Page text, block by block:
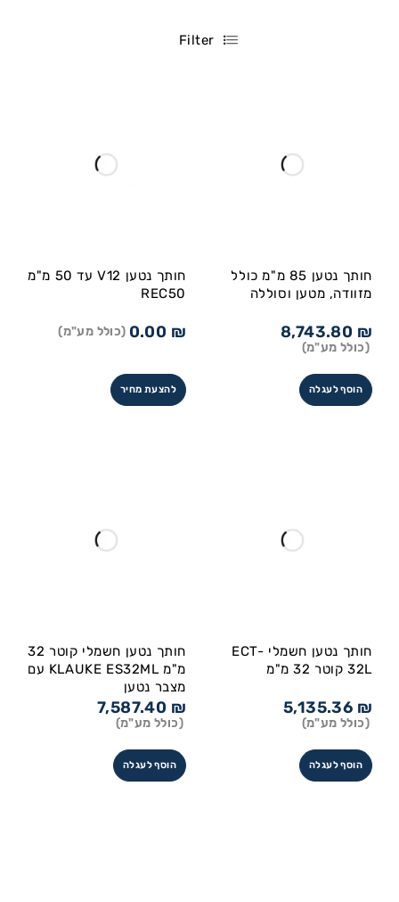
Filter
חותך נטען 85 מ"מ כולל
מזוודה, מטען וסוללה
8,743.80 ₪
(כולל מע"מ)
הוסף לעגלה
חותך נטען V12 עד 50 מ"מ
REC50
0.00 ₪ (כולל מע"מ)
להצעת מחיר
חותך נטען חשמלי ECT-
32L קוטר 32 מ"מ
5,135.36 ₪
(כולל מע"מ)
הוסף לעגלה
חותך נטען חשמלי קוטר 32
מ"מ KLAUKE ES32ML עם
מצבר נטען
7,587.40 ₪
(כולל מע"מ)
הוסף לעגלה